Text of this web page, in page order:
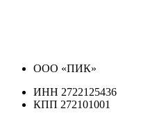
ООО «ПИК»
ИНН 2722125436
КПП 272101001